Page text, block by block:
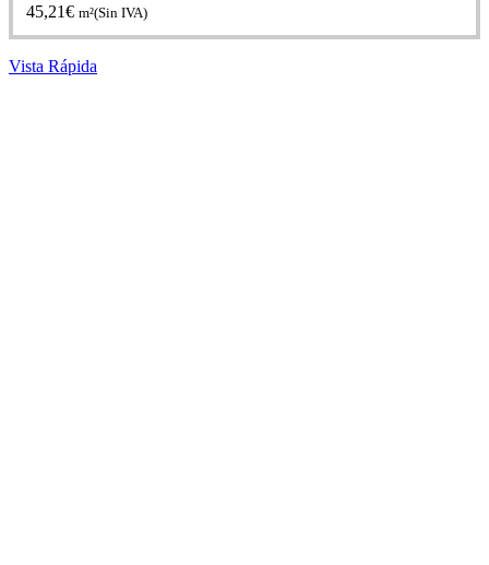
45,21€ m²(Sin IVA)
Vista Rápida